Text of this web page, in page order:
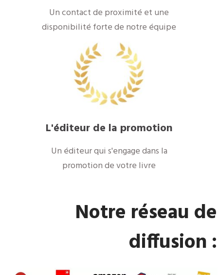
Un contact de proximité et une
disponibilité forte de notre équipe
L'éditeur de la promotion
Un éditeur qui s'engage dans la
promotion de votre livre
Notre réseau de
diffusion :